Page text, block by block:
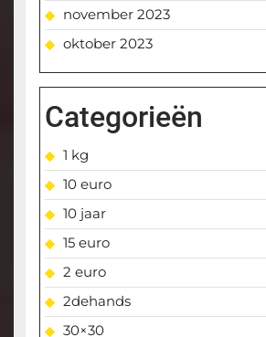
november 2023
oktober 2023
Categorieën
1 kg
10 euro
10 jaar
15 euro
2 euro
2dehands
30×30